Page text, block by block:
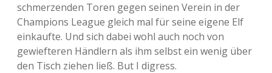
schmerzenden Toren gegen seinen Verein in der
Champions League gleich mal für seine eigene Elf
einkaufte. Und sich dabei wohl auch noch von
gewiefteren Händlern als ihm selbst ein wenig über
den Tisch ziehen ließ. But I digress.